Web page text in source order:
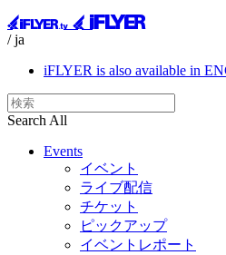
/ ja
iFLYER is also available in
Search All
Events
イベント
ライブ配信
チケット
ピックアップ
イベントレポート